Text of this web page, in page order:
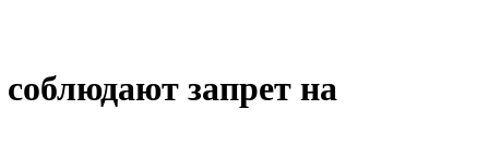
запрет на